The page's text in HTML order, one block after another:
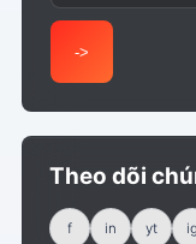
->
Theo dõi
f in yt ig